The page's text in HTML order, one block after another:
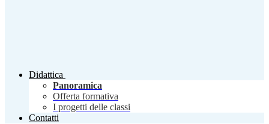
Didattica
Panoramica
Offerta formativa
I progetti delle classi
Contatti